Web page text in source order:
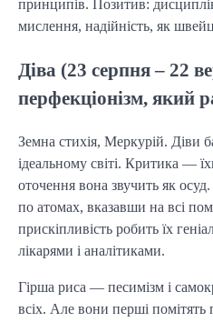
принципів. Позитив:
мислення, надійність, як
Діва (23 серпня – 22
перфекціонізм, який
Земна стихія, Меркурій. Діви
ідеальному світі. Критика —
оточення вона звучить як
по атомах, вказавши на всі
прискіпливість робить їх
лікарями і аналітиками.
Гірша риса — песимізм і
всіх. Але вони перші